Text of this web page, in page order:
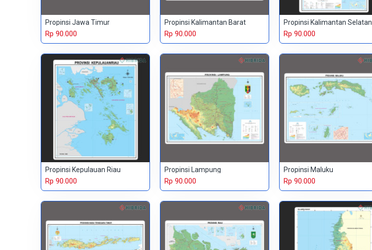
Propinsi Jawa Timur
Rp 90.000
Propinsi Kalimantan Barat
Rp 90.000
Propinsi Kalimantan Selatan
Rp 90.000
Propinsi Kepulauan Riau
Rp 90.000
Propinsi Lampung
Rp 90.000
Propinsi Maluku
Rp 90.000